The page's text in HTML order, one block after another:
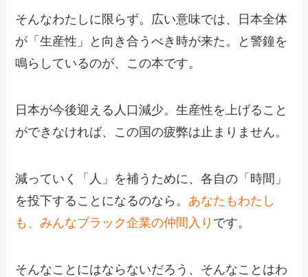
そんなわたしに限らず。広い意味では、日本全体
が「生産性」と向き合うべき時が来た。と警鐘を
鳴らしているのが、この本です。
日本が今後迎える人口減少。生産性を上げること
ができなければ、この国の疲弊は止まりません。
減っていく「人」を補うために、各自の「時間」
を投下することになるのなら。 あなたもわたし
も、みんなブラック企業の仲間入り です。
そんなことにはならないだろう、そんなことはわ